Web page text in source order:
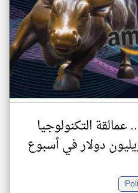
عمالقة التكنولوجيا